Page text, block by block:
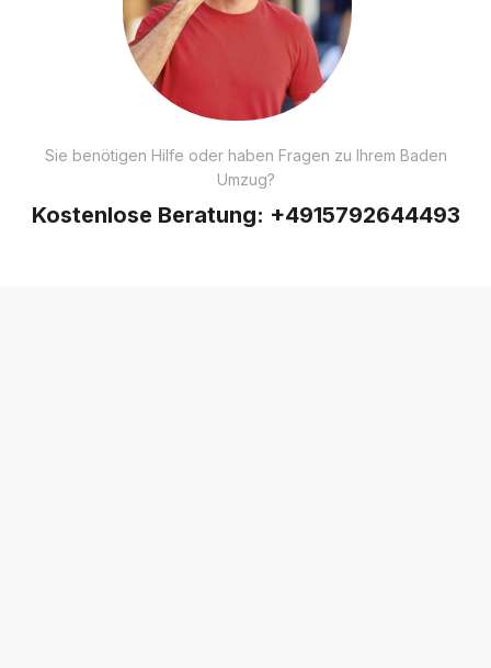
Sie benötigen Hilfe oder haben Fragen zu Ihrem Baden
Umzug?
Kostenlose Beratung: +4915792644493